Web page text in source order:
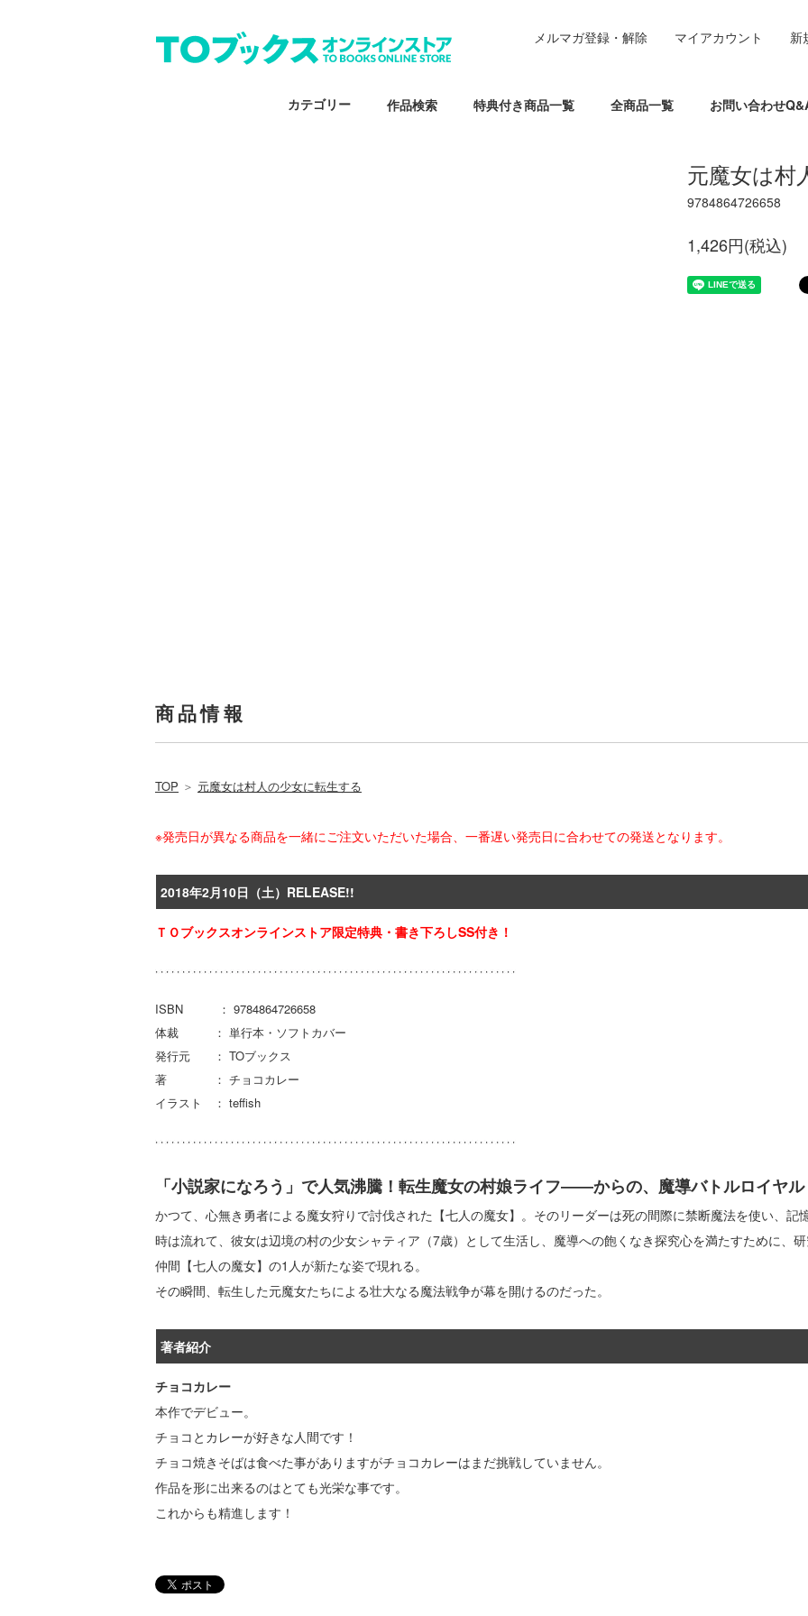
カテゴリー 作品検索 特典付き商品一覧 全商品一覧 お問い合わせ
メルマガ登録・解除 マイアカウント 新
元魔女は村
9784864726658
1,426円(税込)
商品情報
TOP ＞ 元魔女は村人の少女に転生する
※発売日が異なる商品を一緒にご注文いただいた場合、一番遅い発売日に合わせての発送となります。
2018年2月10日（土）RELEASE!!
ＴＯブックスオンラインストア限定特典・書き下ろしSS付き！
ISBN ： 9784864726658
体裁 ： 単行本・ソフトカバー
発行元 ： TOブックス
著 ： チョコカレー
イラスト ： teffish
「小説家になろう」で人気沸騰！転生魔女の村娘ライフ――からの、魔導バトルロイヤ
かつて、心無き勇者による魔女狩りで討伐された【七人の魔女】。そのリーダーは死の間際に禁断魔法を使い、記
時は流れて、彼女は辺境の村の少女シャティア（7歳）として生活し、魔導への飽くなき探究心を満たすために、
仲間【七人の魔女】の1人が新たな姿で現れる。
その瞬間、転生した元魔女たちによる壮大なる魔法戦争が幕を開けるのだった。
著者紹介
チョコカレー
本作でデビュー。
チョコとカレーが好きな人間です！
チョコ焼きそばは食べた事がありますがチョコカレーはまだ挑戦していません。
作品を形に出来るのはとても光栄な事です。
これからも精進します！